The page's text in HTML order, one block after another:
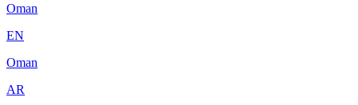
Oman
EN
Oman
AR